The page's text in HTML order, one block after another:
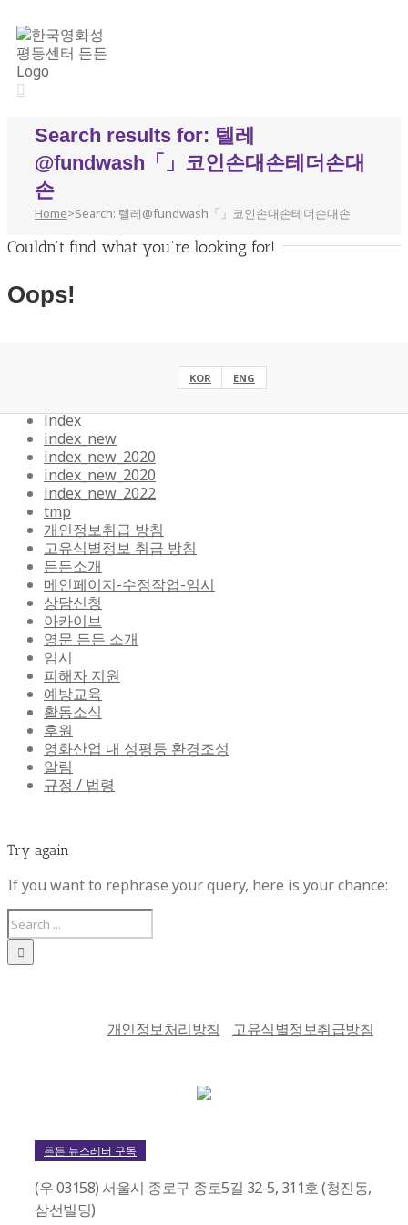
KOR ENG
Search results for: 텔레
@fundwash「」코인손대손테더손대
손
Home>Search: 텔레@fundwash「」코인손대손테더손대손
Couldn't find what you're looking for!
Oops!
index
index_new
index_new_2020
index_new_2020
index_new_2022
tmp
개인정보취급 방침
고유식별정보 취급 방침
든든소개
메인페이지-수정작업-임시
상담신청
아카이브
영문 든든 소개
임시
피해자 지원
예방교육
활동소식
후원
영화산업 내 성평등 환경조성
알림
규정 / 법령
Try again
If you want to rephrase your query, here is your chance:
개인정보처리방침 고유식별정보취급방침
든든 뉴스레터 구독
(우 03158) 서울시 종로구 종로5길 32-5, 311호 (청진동,
삼선빌딩)